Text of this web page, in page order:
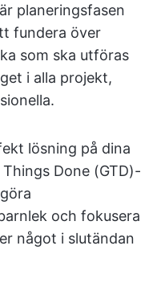
planeringsfasen
fundera över
som ska utföras
i alla projekt,
lösning på dina
Done (GTD)-
och fokusera
något i slutändan